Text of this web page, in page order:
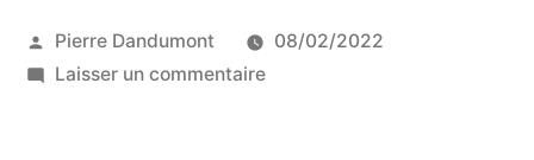
Publié
par
Pierre Dandumont
08/02/2022
Laisser un commentairesur